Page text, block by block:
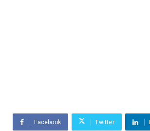
Facebook Twitter